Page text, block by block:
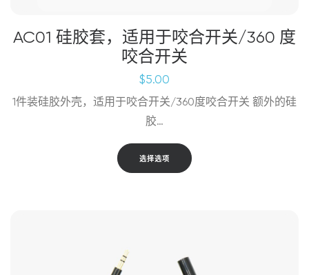
AC01 硅胶套，适用于咬合开关/360 度
咬合开关
$5.00
1件装硅胶外壳，适用于咬合开关/360度咬合开关 额外的硅
胶…
选择选项
本
体。